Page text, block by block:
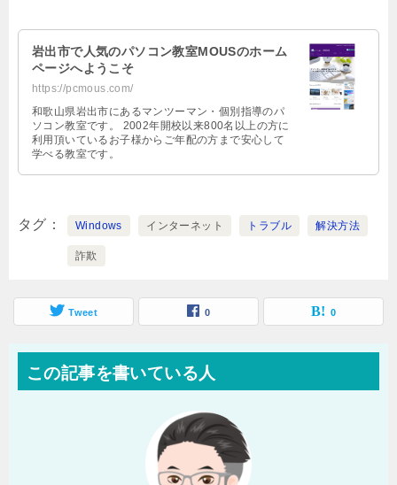
岩出市で人気のパソコン教室MOUSのホーム
ページへようこそ
https://pcmous.com/
和歌山県岩出市にあるマンツーマン・個別指導のパ
ソコン教室です。 2002年開校以来800名以上の方に
利用頂いているお子様からご年配の方まで安心して
学べる教室です。
タグ Windows インターネット トラブル 解決方法
詐欺
Tweet 0 0
この記事を書いている人